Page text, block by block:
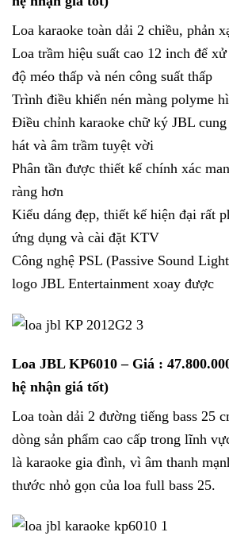
Loa karaoke toàn dải 2 chiều, phản
Loa trầm hiệu suất cao 12 inch để
độ méo thấp và nén công suất thấp
Trình điều khiển nén màng polyme
Điều chỉnh karaoke chữ ký JBL cung
hát và âm trầm tuyệt vời
Phân tần được thiết kế chính xác
ràng hơn
Kiểu dáng đẹp, thiết kế hiện đại rất
ứng dụng và cài đặt KTV
Công nghệ PSL (Passive Sound
logo JBL Entertainment xoay được
Loa JBL KP6010 – Giá :
hệ nhận giá tốt)
Loa toàn dải 2 đường tiếng bass 25
dòng sản phẩm cao cấp trong lĩnh
là karaoke gia đình, vì âm thanh
thước nhỏ gọn của loa full bass 25.